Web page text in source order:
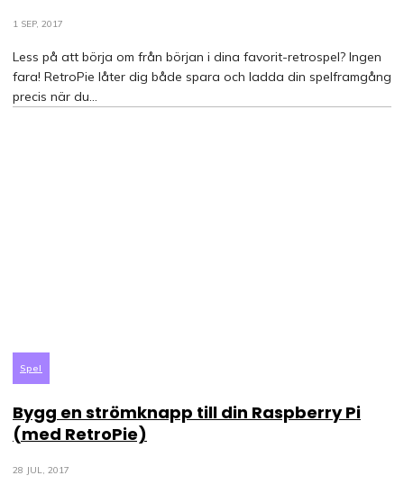
1 SEP, 2017
Less på att börja om från början i dina favorit-retrospel? Ingen
fara! RetroPie låter dig både spara och ladda din spelframgång
precis när du...
Spel
Bygg en strömknapp till din Raspberry Pi
(med RetroPie)
28 JUL, 2017